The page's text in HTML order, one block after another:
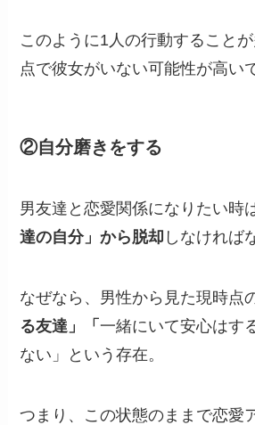
このように1人の行動すること
点で彼女がいない可能性が高い
②自分磨きをする
男友達と恋愛関係になりたい時
達の自分」から脱却 しなければ
なぜなら、男性から見た現時点
る友達」「一緒にいて安心はす
ない」という存在。
つまり、この状態のままで恋愛